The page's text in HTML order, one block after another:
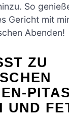
So
Gericht mit
Abenden!
ZU
UND